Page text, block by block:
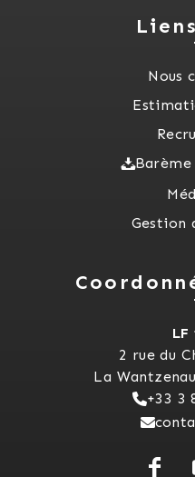
Nous
Gestion
LF
2 rue du
La
+33 3